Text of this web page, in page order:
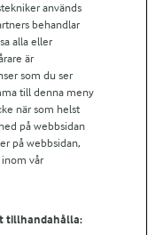
används
behandlar
alla eller
är
som du ser
till denna meny
när som helst
på webbsidan
på webbsidan,
vår
tillhandahålla: